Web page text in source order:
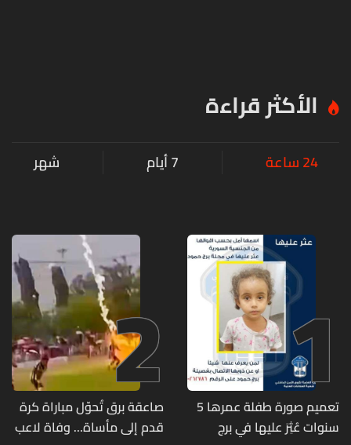
الأكثر قراءة
24 ساعة 7 أيام شهر
1
تعميم صورة طفلة عمرها 5
سنوات عُثِرَ عليها في برج
2
صاعقة برق تُحوّل مباراة كرة
قدم إلى مأساة... وفاة لاعب